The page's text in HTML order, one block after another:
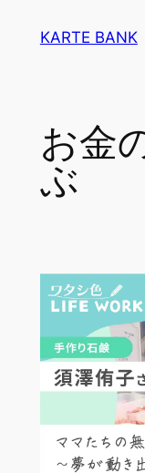
KARTE BANK
お金
ぶ